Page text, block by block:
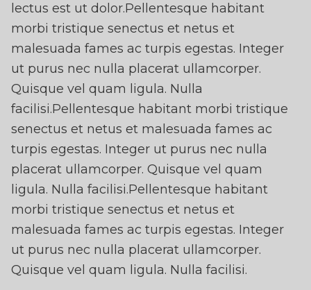
lectus est ut dolor.Pellentesque habitant
morbi tristique senectus et netus et
malesuada fames ac turpis egestas. Integer
ut purus nec nulla placerat ullamcorper.
Quisque vel quam ligula. Nulla
facilisi.Pellentesque habitant morbi tristique
senectus et netus et malesuada fames ac
turpis egestas. Integer ut purus nec nulla
placerat ullamcorper. Quisque vel quam
ligula. Nulla facilisi.Pellentesque habitant
morbi tristique senectus et netus et
malesuada fames ac turpis egestas. Integer
ut purus nec nulla placerat ullamcorper.
Quisque vel quam ligula. Nulla facilisi.